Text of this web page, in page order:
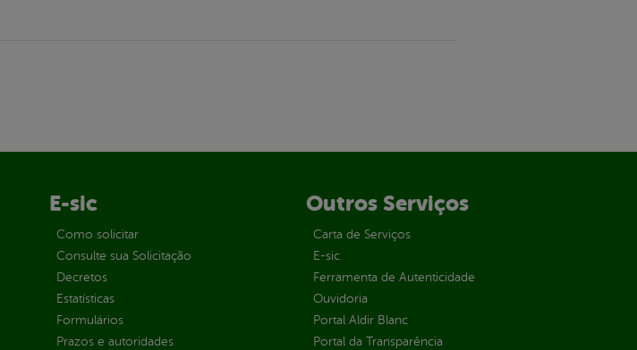
E-sic
Como solicitar
Consulte sua Solicitação
Decretos
Estatísticas
Formulários
Prazos e autoridades
Outros Serviços
Carta de Serviços
E-sic
Ferramenta de Autenticidade
Ouvidoria
Portal Aldir Blanc
Portal da Transparência